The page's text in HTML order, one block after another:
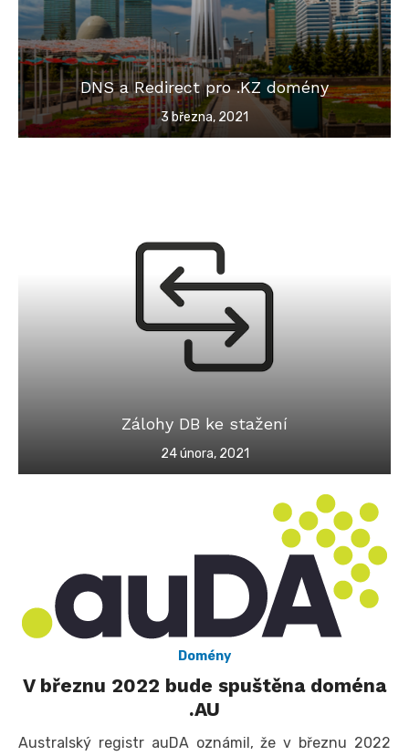
DNS a Redirect pro .KZ domény
Posted
on
3 března, 2021
Zálohy DB ke stažení
Posted
on
24 února, 2021
Domény
V březnu 2022 bude spuštěna doména
.AU
Australský registr auDA oznámil, že v březnu 2022